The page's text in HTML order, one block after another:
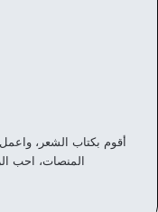
أقوم بكتاب الشعر،
المنصات، احب